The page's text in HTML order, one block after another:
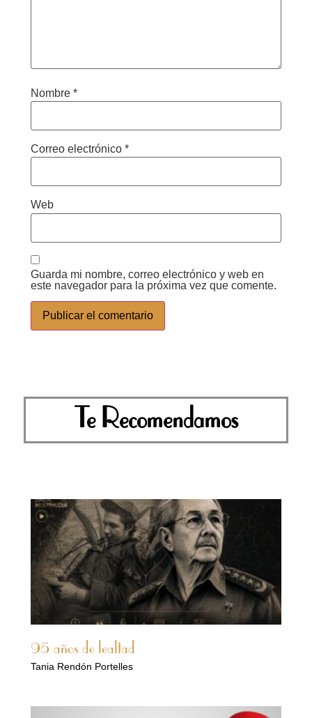
Nombre *
Correo electrónico *
Web
Guarda mi nombre, correo electrónico y web en
este navegador para la próxima vez que comente.
Te Recomendamos
95 años de lealtad
Tania Rendón Portelles